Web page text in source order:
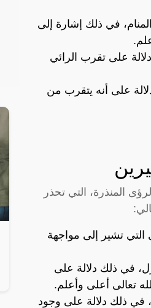
في ذلك إشارة إلى
على تقرب الرائي
على أنه يتقرب من
المنذرة، التي تحذر
تشير إلى مواجهة
في ذلك دلالة على
تعالى أعلى وأعلم.
في ذلك دلالة على وجود